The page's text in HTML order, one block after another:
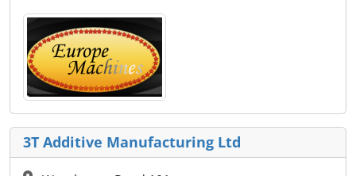
3T Additive Manufacturing Ltd